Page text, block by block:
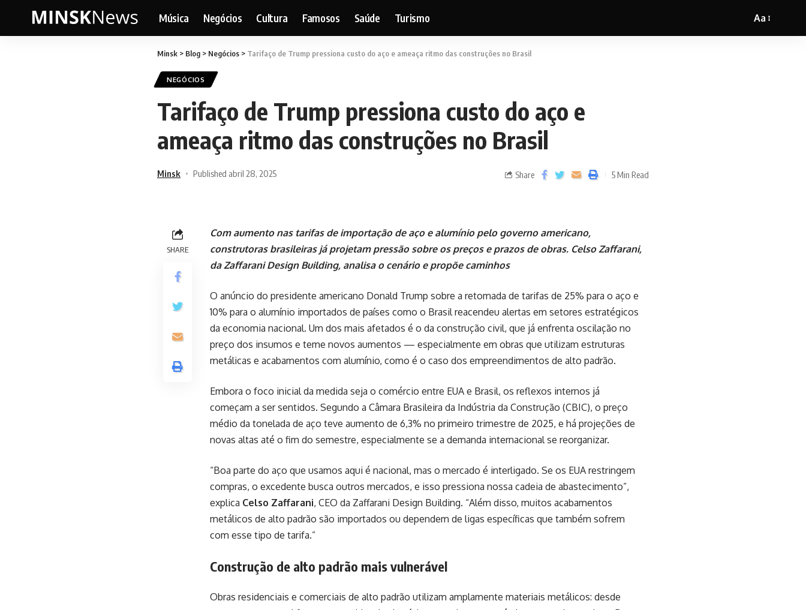
Música Negócios Cultura Famosos Saúde Turismo Aa
Minsk > Blog > Negócios > Tarifaço de Trump pressiona custo do aço e ameaça ritmo das construções no Brasil
NEGÓCIOS
Tarifaço de Trump pressiona custo do aço e
ameaça ritmo das construções no Brasil
Minsk Published abril 28, 2025 Share 5 Min Read
SHARE
Com aumento nas tarifas de importação de aço e alumínio pelo governo americano,
construtoras brasileiras já projetam pressão sobre os preços e prazos de obras. Celso Zaffarani,
da Zaffarani Design Building, analisa o cenário e propõe caminhos
O anúncio do presidente americano Donald Trump sobre a retomada de tarifas de 25% para o aço e
10% para o alumínio importados de países como o Brasil reacendeu alertas em setores estratégicos
da economia nacional. Um dos mais afetados é o da construção civil, que já enfrenta oscilação no
preço dos insumos e teme novos aumentos — especialmente em obras que utilizam estruturas
metálicas e acabamentos com alumínio, como é o caso dos empreendimentos de alto padrão.
Embora o foco inicial da medida seja o comércio entre EUA e Brasil, os reflexos internos já
começam a ser sentidos. Segundo a Câmara Brasileira da Indústria da Construção (CBIC), o preço
médio da tonelada de aço teve aumento de 6,3% no primeiro trimestre de 2025, e há projeções de
novas altas até o fim do semestre, especialmente se a demanda internacional se reorganizar.
“Boa parte do aço que usamos aqui é nacional, mas o mercado é interligado. Se os EUA restringem
compras, o excedente busca outros mercados, e isso pressiona nossa cadeia de abastecimento”,
explica Celso Zaffarani, CEO da Zaffarani Design Building. “Além disso, muitos acabamentos
metálicos de alto padrão são importados ou dependem de ligas específicas que também sofrem
com esse tipo de tarifa.”
Construção de alto padrão mais vulnerável
Obras residenciais e comerciais de alto padrão utilizam amplamente materiais metálicos: desde